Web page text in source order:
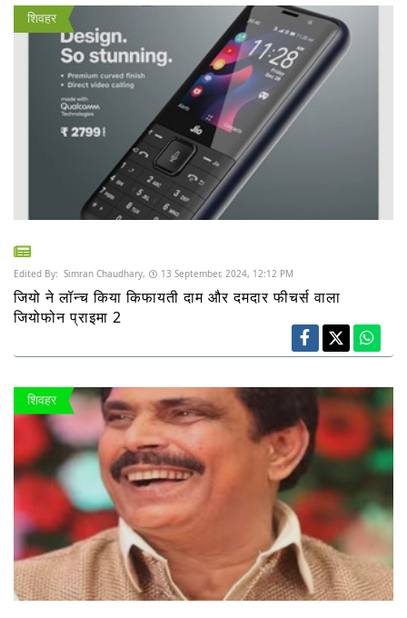
शिवहर
Edited By: Simran Chaudhary, 13 September, 2024, 12:12 PM
जियो ने लॉन्च किया किफायती दाम और दमदार फीचर्स वाला
जियोफोन प्राइमा 2
शिवहर